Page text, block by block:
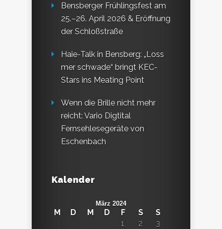
Bensberger Frühlingsfest am
25.–26. April 2026 & Eröffnung
der Schloßstraße
Haie-Talk in Bensberg: „Loss
mer schwade“ bringt KEC-
Stars ins Meating Point
Wenn die Brille nicht mehr
reicht: Vario Digtital
Fernsehlesegeräte von
Eschenbach
Kalender
März 2024
M D M D F S
S
1
2
3